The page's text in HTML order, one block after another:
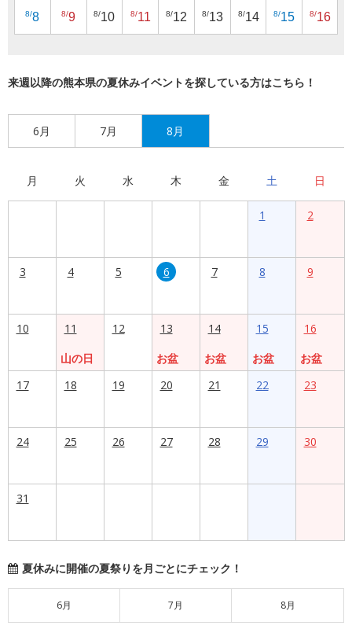
8/8 8/9 8/10 8/11 8/12 8/13 8/14 8/15 8/16
来週以降の熊本県の夏休みイベントを探している方はこちら！
6月 7月 8月
月 火 水 木 金 土 日
1 2
3 4 5 6 7 8 9
10
11
山の日
12
13
お盆
14
お盆
15
お盆
16
お盆
17
18 19 20 21 22 23
24 25 26 27 28 29 30
31
夏休みに開催の夏祭りを月ごとにチェック！
6月 7月 8月